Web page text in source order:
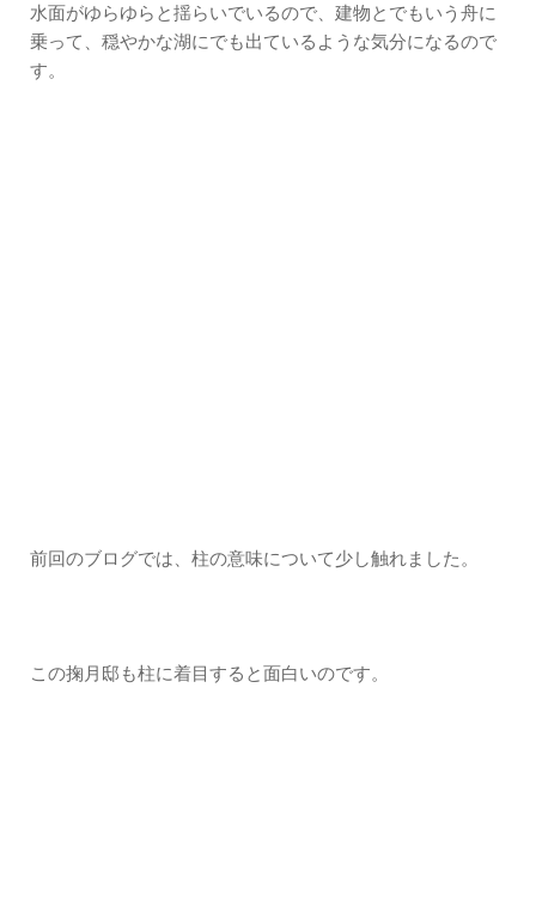
水面がゆらゆらと揺らいでいるので、建物とでもいう舟に
乗って、穏やかな湖にでも出ているような気分になるので
す。
前回のブログでは、柱の意味について少し触れました。
この掬月邸も柱に着目すると面白いのです。